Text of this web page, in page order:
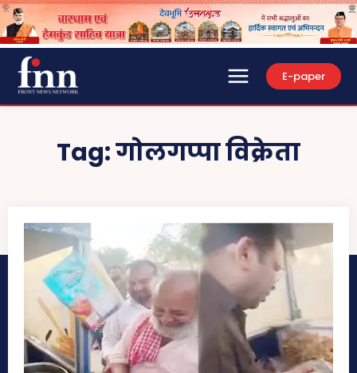
E-paper
Tag:गोलगप्पा विक्रेता